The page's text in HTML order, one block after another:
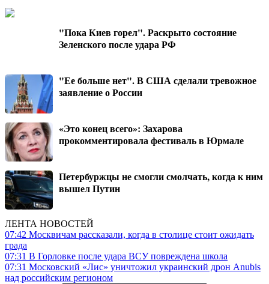
"Пока Киев горел". Раскрыто состояние
Зеленского после удара РФ
"Ее больше нет". В США сделали тревожное
заявление о России
«Это конец всего»: Захарова
прокомментировала фестиваль в Юрмале
Петербуржцы не смогли смолчать, когда к ним
вышел Путин
ЛЕНТА НОВОСТЕЙ
07:42 Москвичам рассказали, когда в столице стоит ожидать
града
07:31 В Горловке после удара ВСУ повреждена школа
07:31 Московский «Лис» уничтожил украинский дрон Anubis
над российским регионом